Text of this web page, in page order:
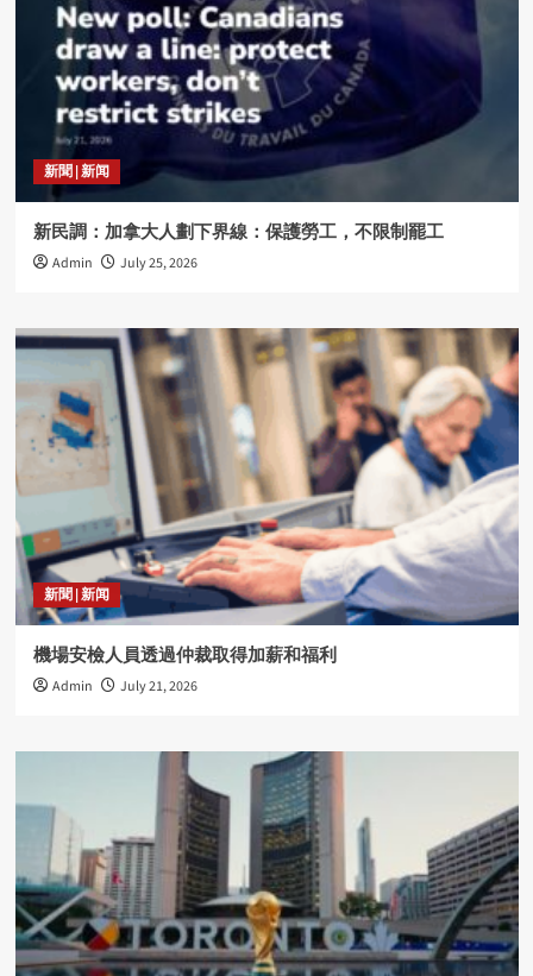
新聞 | 新闻
新民調：加拿大人劃下界線：保護勞工，不限制罷工
Admin July 25, 2026
新聞 | 新闻
機場安檢人員透過仲裁取得加薪和福利
Admin July 21, 2026